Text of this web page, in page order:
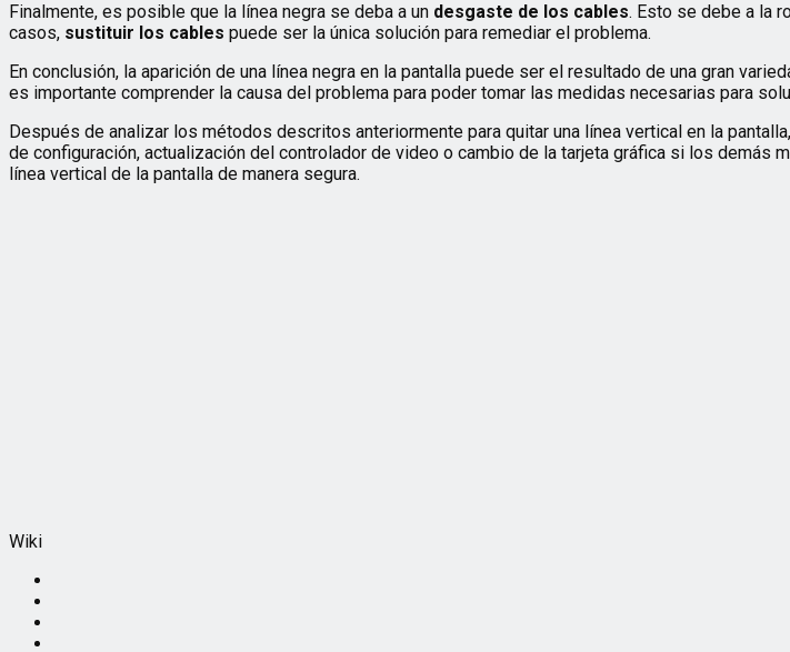
Finalmente, es posible que la línea negra se deba a un desgaste de los cables. Esto se debe a la
casos, sustituir los cables puede ser la única solución para remediar el problema.
En conclusión, la aparición de una línea negra en la pantalla puede ser el resultado de una gran
es importante comprender la causa del problema para poder tomar las medidas necesarias para
Después de analizar los métodos descritos anteriormente para quitar una línea vertical en la
de configuración, actualización del controlador de video o cambio de la tarjeta gráfica si los
línea vertical de la pantalla de manera segura.
Wiki